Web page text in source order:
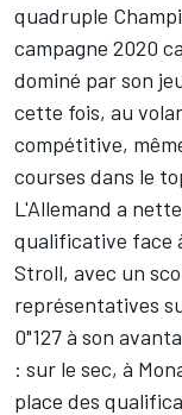
quadruple
campagne 2020
dominé par son
cette fois, au
compétitive,
courses dans le
L'Allemand a
qualificative face
Stroll, avec un
représentatives
0"127 à son
: sur le sec, à
place des